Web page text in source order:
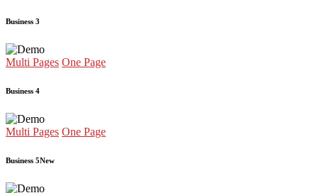
Business 3
Multi Pages One Page
Business 4
Multi Pages One Page
Business 5New